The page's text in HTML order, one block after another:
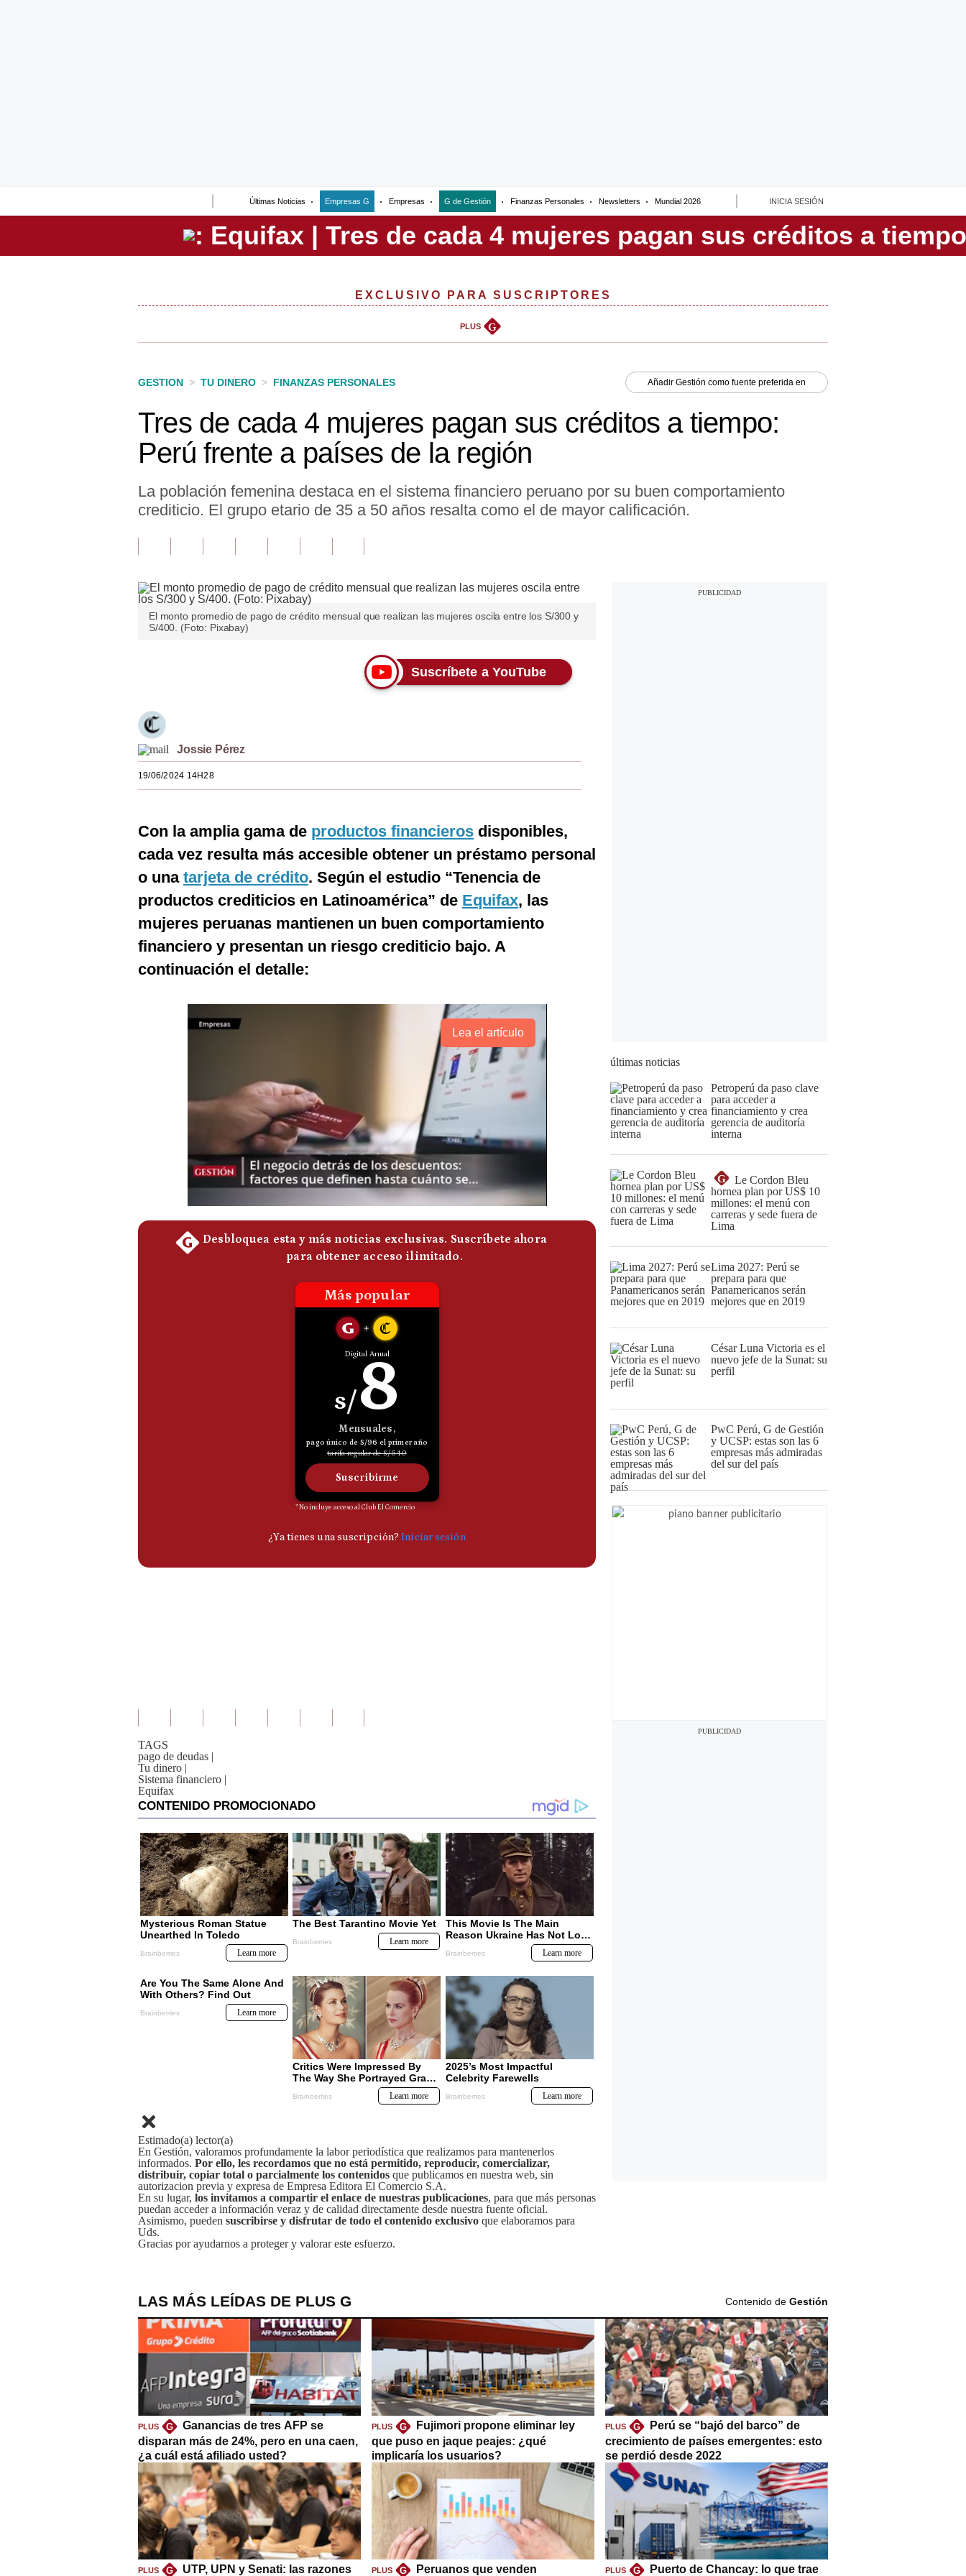
Últimas Noticias Empresas G Empresas G de Gestión Finanzas Personales Newsletters Mundial 2026 INICIA SESIÓN
Perú
EXCLUSIVO PARA SUSCRIPTORES
PLUS G
GESTION > TU DINERO > FINANZAS PERSONALES Añadir Gestión como fuente preferida en
Tres de cada 4 mujeres pagan sus créditos a tiempo:
Perú frente a países de la región
La población femenina destaca en el sistema financiero peruano por su buen comportamiento
crediticio. El grupo etario de 35 a 50 años resalta como el de mayor calificación.
El monto promedio de pago de crédito mensual que realizan las mujeres oscila entre los S/300 y
S/400. (Foto: Pixabay)
Suscríbete a YouTube
Jossie Pérez
19/06/2024 14H28
Con la amplia gama de productos financieros disponibles,
cada vez resulta más accesible obtener un préstamo personal
o una tarjeta de crédito. Según el estudio “Tenencia de
productos crediticios en Latinoamérica” de Equifax, las
mujeres peruanas mantienen un buen comportamiento
financiero y presentan un riesgo crediticio bajo. A
continuación el detalle:
Lea el artículo
TAGS
pago de deudas |
Tu dinero |
Sistema financiero |
Equifax
Estimado(a) lector(a)
En Gestión, valoramos profundamente la labor periodística que realizamos para mantenerlos
informados. Por ello, les recordamos que no está permitido, reproducir, comercializar,
distribuir, copiar total o parcialmente los contenidos que publicamos en nuestra web, sin
autorizacion previa y expresa de Empresa Editora El Comercio S.A.
En su lugar, los invitamos a compartir el enlace de nuestras publicaciones, para que más personas
puedan acceder a información veraz y de calidad directamente desde nuestra fuente oficial.
Asimismo, pueden suscribirse y disfrutar de todo el contenido exclusivo que elaboramos para
Uds.
Gracias por ayudarnos a proteger y valorar este esfuerzo.
últimas noticias
Petroperú da paso clave
para acceder a
financiamiento y crea
gerencia de auditoría
interna
G
Le Cordon Bleu
hornea plan por US$ 10
millones: el menú con
carreras y sede fuera de
Lima
Lima 2027: Perú se
prepara para que
Panamericanos serán
mejores que en 2019
César Luna Victoria es el
nuevo jefe de la Sunat: su
perfil
PwC Perú, G de Gestión
y UCSP: estas son las 6
empresas más admiradas
del sur del país
LAS MÁS LEÍDAS DE PLUS G Contenido de Gestión
PLUS G
Ganancias de tres AFP se
disparan más de 24%, pero en una caen,
¿a cuál está afiliado usted?
PLUS G
Fujimori propone eliminar ley
que puso en jaque peajes: ¿qué
implicaría los usuarios?
PLUS G
Perú se “bajó del barco” de
crecimiento de países emergentes: esto
se perdió desde 2022
PLUS G UTP, UPN y Senati: las razones PLUS G Peruanos que venden PLUS G Puerto de Chancay: lo que trae